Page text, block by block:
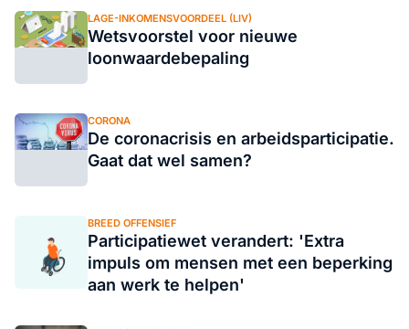
LAGE-INKOMENSVOORDEEL (LIV)
Wetsvoorstel voor nieuwe
loonwaardebepaling
CORONA
De coronacrisis en arbeidsparticipatie.
Gaat dat wel samen?
BREED OFFENSIEF
Participatiewet verandert: 'Extra
impuls om mensen met een beperking
aan werk te helpen'